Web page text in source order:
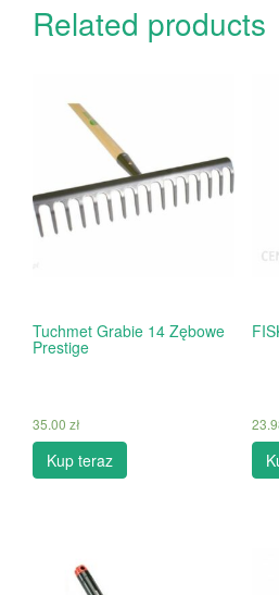
Related products
Tuchmet Grabie 14 Zębowe
Prestige
35.00 zł
Kup teraz